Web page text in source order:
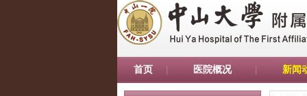
首页 医院概况 新闻